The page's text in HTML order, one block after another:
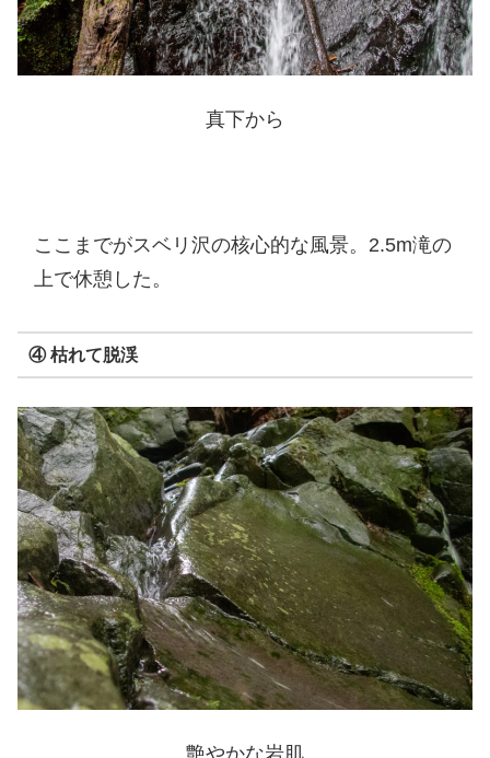
真下から
ここまでがスベリ沢の核心的な風景。2.5m滝の
上で休憩した。
④ 枯れて脱渓
艶やかな岩肌